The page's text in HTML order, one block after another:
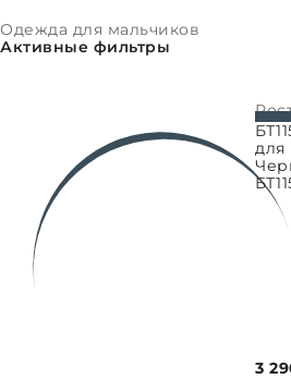
Одежда для мальчиков
Активные фильтры
ВЫБРАТЬ
для
3